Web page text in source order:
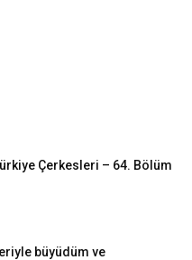
Çerkesleri – 64. Bölüm
büyüdüm ve